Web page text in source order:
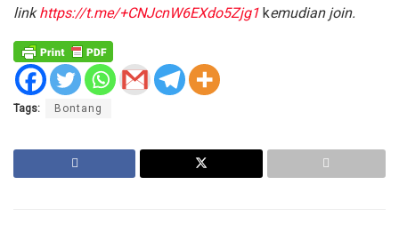
linkhttps://t.me/+CNJcnW6EXdo5Zjg1 kemudian join.
Tags: Bontang